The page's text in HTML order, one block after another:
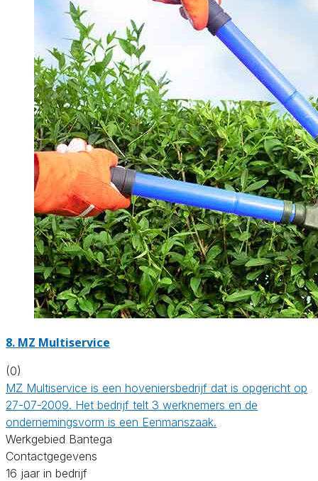
8. MZ Multiservice
(0)
MZ Multiservice is een hoveniersbedrijf dat is opgericht op
27-07-2009. Het bedrijf telt 3 werknemers en de
ondernemingsvorm is een Eenmanszaak.
Werkgebied Bantega
Contactgegevens
16 jaar in bedrijf